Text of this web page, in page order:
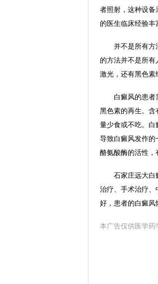
者照射，这种设备
的医生临床经验丰
并不是所有方法
的方法并不是所
激光，还有黑色素
白癜风的患者需
黑色素的再生。含
量少食或不吃。白
导致白癜风发作的
酪氨酸酶的活性，
石家庄远大白癜
治疗、手术治疗、
好，患者的白癜风
本广告仅供医学药